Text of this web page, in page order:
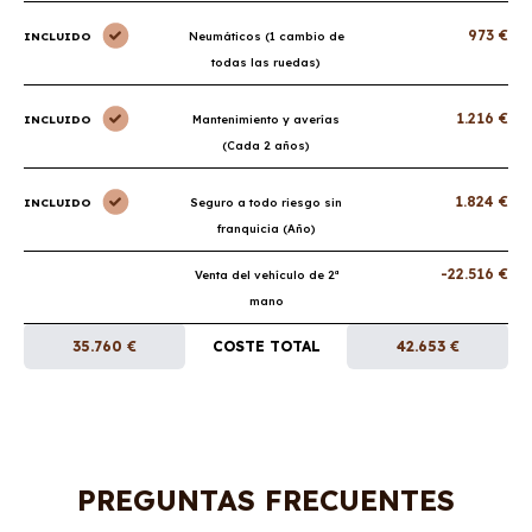
INCLUIDO
Neumáticos (1 cambio de
todas las ruedas)
973 €
INCLUIDO
Mantenimiento y averías
(Cada 2 años)
1.216 €
INCLUIDO
Seguro a todo riesgo sin
franquicia (Año)
1.824 €
Venta del vehículo de 2ª
mano
-22.516 €
35.760 € COSTE TOTAL 42.653 €
PREGUNTAS FRECUENTES